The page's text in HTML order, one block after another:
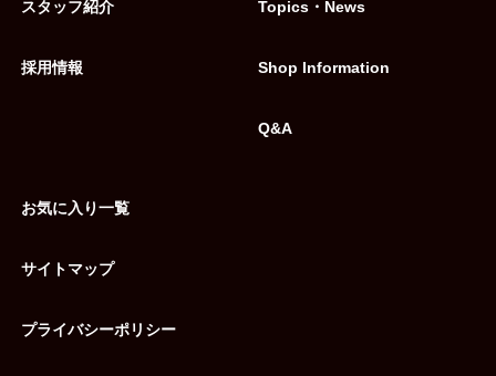
スタッフ紹介
採用情報
Topics・News
Shop Information
Q&A
お気に入り一覧
サイトマップ
プライバシーポリシー